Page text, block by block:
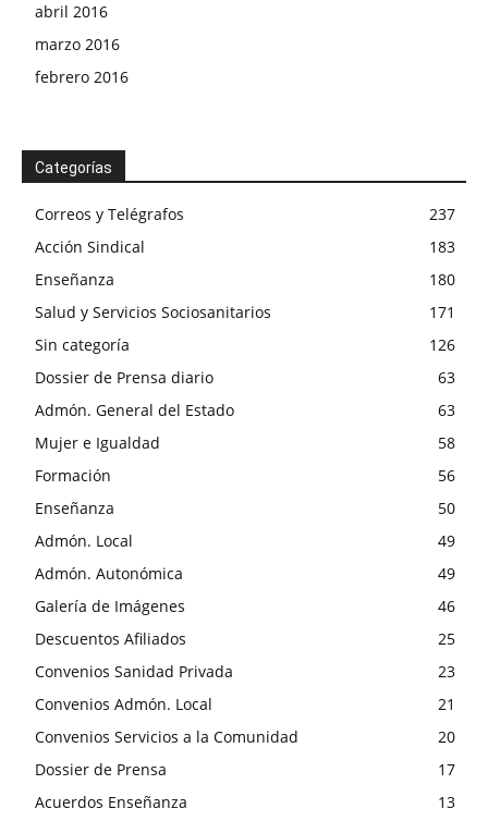
abril 2016
marzo 2016
febrero 2016
Categorías
Correos y Telégrafos
237
Acción Sindical
183
Enseñanza
180
Salud y Servicios Sociosanitarios
171
Sin categoría
126
Dossier de Prensa diario
63
Admón. General del Estado
63
Mujer e Igualdad
58
Formación
56
Enseñanza
50
Admón. Local
49
Admón. Autonómica
49
Galería de Imágenes
46
Descuentos Afiliados
25
Convenios Sanidad Privada
23
Convenios Admón. Local
21
Convenios Servicios a la Comunidad
20
Dossier de Prensa
17
Acuerdos Enseñanza
13